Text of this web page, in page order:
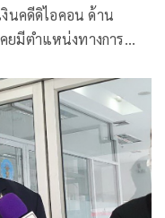
นคดีดิไอคอน ด้าน
ยมีตำแหน่งทางการ
นเวียนตั้งเเต่ปี 61